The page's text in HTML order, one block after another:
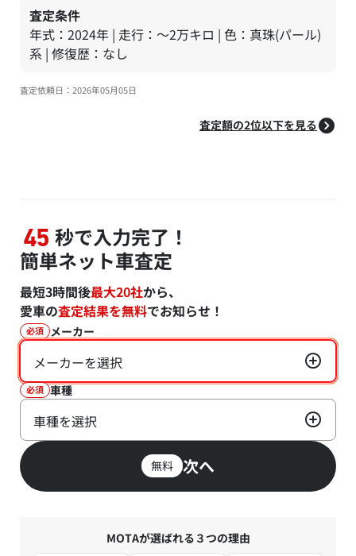
査定条件
年式：2024年 | 走行：～2万キロ | 色：真珠(パール)
系 | 修復歴：なし
査定依頼日：2026年05月05日
査定額の2位以下を見る
45 秒で入力完了！
簡単ネット車査定
最短3時間後最大20社から、
愛車の査定結果を無料でお知らせ！
必須 メーカー
メーカーを選択
必須 車種
車種を選択
無料 次へ
MOTAが選ばれる３つの理由